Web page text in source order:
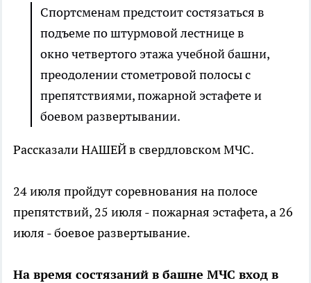
Спортсменам предстоит состязаться в
подъеме по штурмовой лестнице в
окно четвертого этажа учебной башни,
преодолении стометровой полосы с
препятствиями, пожарной эстафете и
боевом развертывании.
Рассказали НАШЕЙ в свердловском МЧС.
24 июля пройдут соревнования на полосе
препятствий, 25 июля - пожарная эстафета, а 26
июля - боевое развертывание.
На время состязаний в башне МЧС вход в